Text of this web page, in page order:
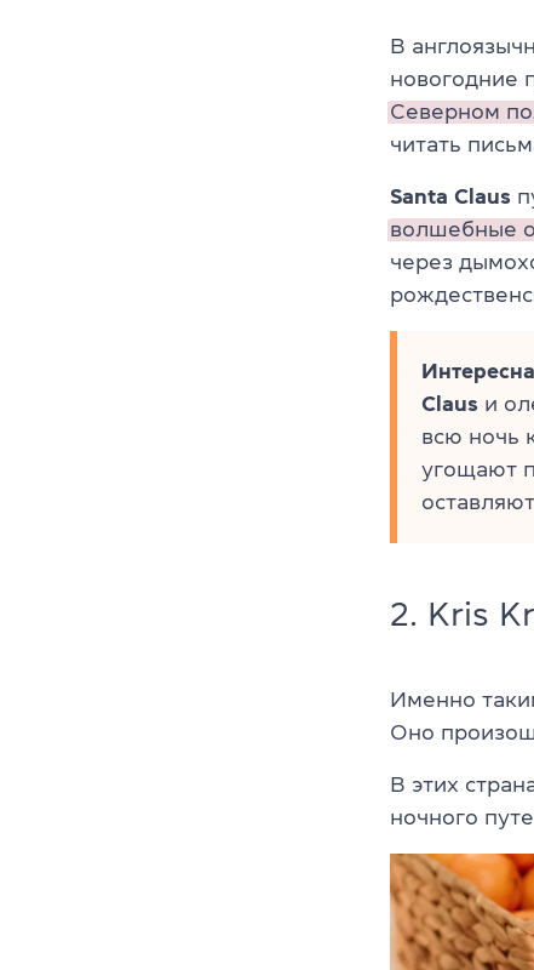
В
новогодние
Северном
читать
Santa Claus
волшебные
через
Claus и
всю ночь
угощают
2. Kris
Именно
Оно
В этих
ночного